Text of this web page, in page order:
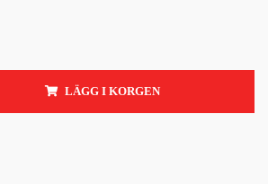
LÄGG I KORGEN